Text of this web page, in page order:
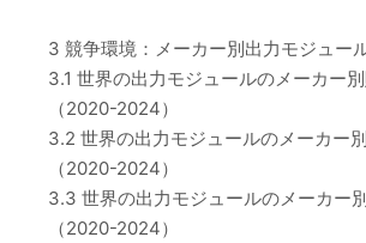
3 競争環境：メーカー別出力モジュー
3.1 世界の出力モジュールのメーカー
（2020-2024）
3.2 世界の出力モジュールのメーカー
（2020-2024）
3.3 世界の出力モジュールのメーカー
（2020-2024）